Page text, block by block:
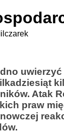
Atak
praw